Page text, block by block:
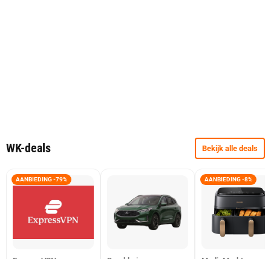
WK-deals Bekijk alle deals
AANBIEDING -79% AANBIEDING -8%